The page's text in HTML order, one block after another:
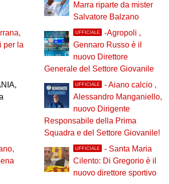
Marra riparte da mister
Salvatore Balzano
per la
UFFICIALE
-Agropoli ,
Gennaro Russo è il
nuovo Direttore
Generale del Settore Giovanile
UFFICIALE
- Aiano calcio ,
Alessandro Manganiello,
nuovo Dirigente
Responsabile della Prima
Squadra e del Settore Giovanile!
UFFICIALE
- Santa Maria
Cilento: Di Gregorio è il
nuovo direttore sportivo